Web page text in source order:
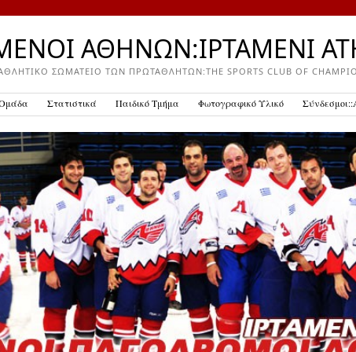
ΑΘΗΝΩΝ:IPTAMENI
ΣΩΜΑΤΕΙΟ ΤΩΝ ΠΡΩΤΑΘΛΗΤΩΝ:THE SPORTS CLUB OF
Στατιστικά Παιδικό Τμήμα Φωτογραφικό Υλικό